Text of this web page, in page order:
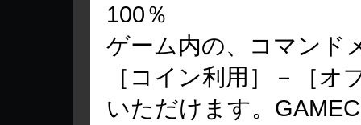
100％
ゲーム内の、コマンド
［コイン利用］－［
いただけます。